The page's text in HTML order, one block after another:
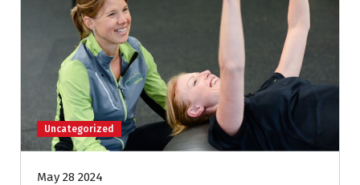
Uncategorized
May 28 2024